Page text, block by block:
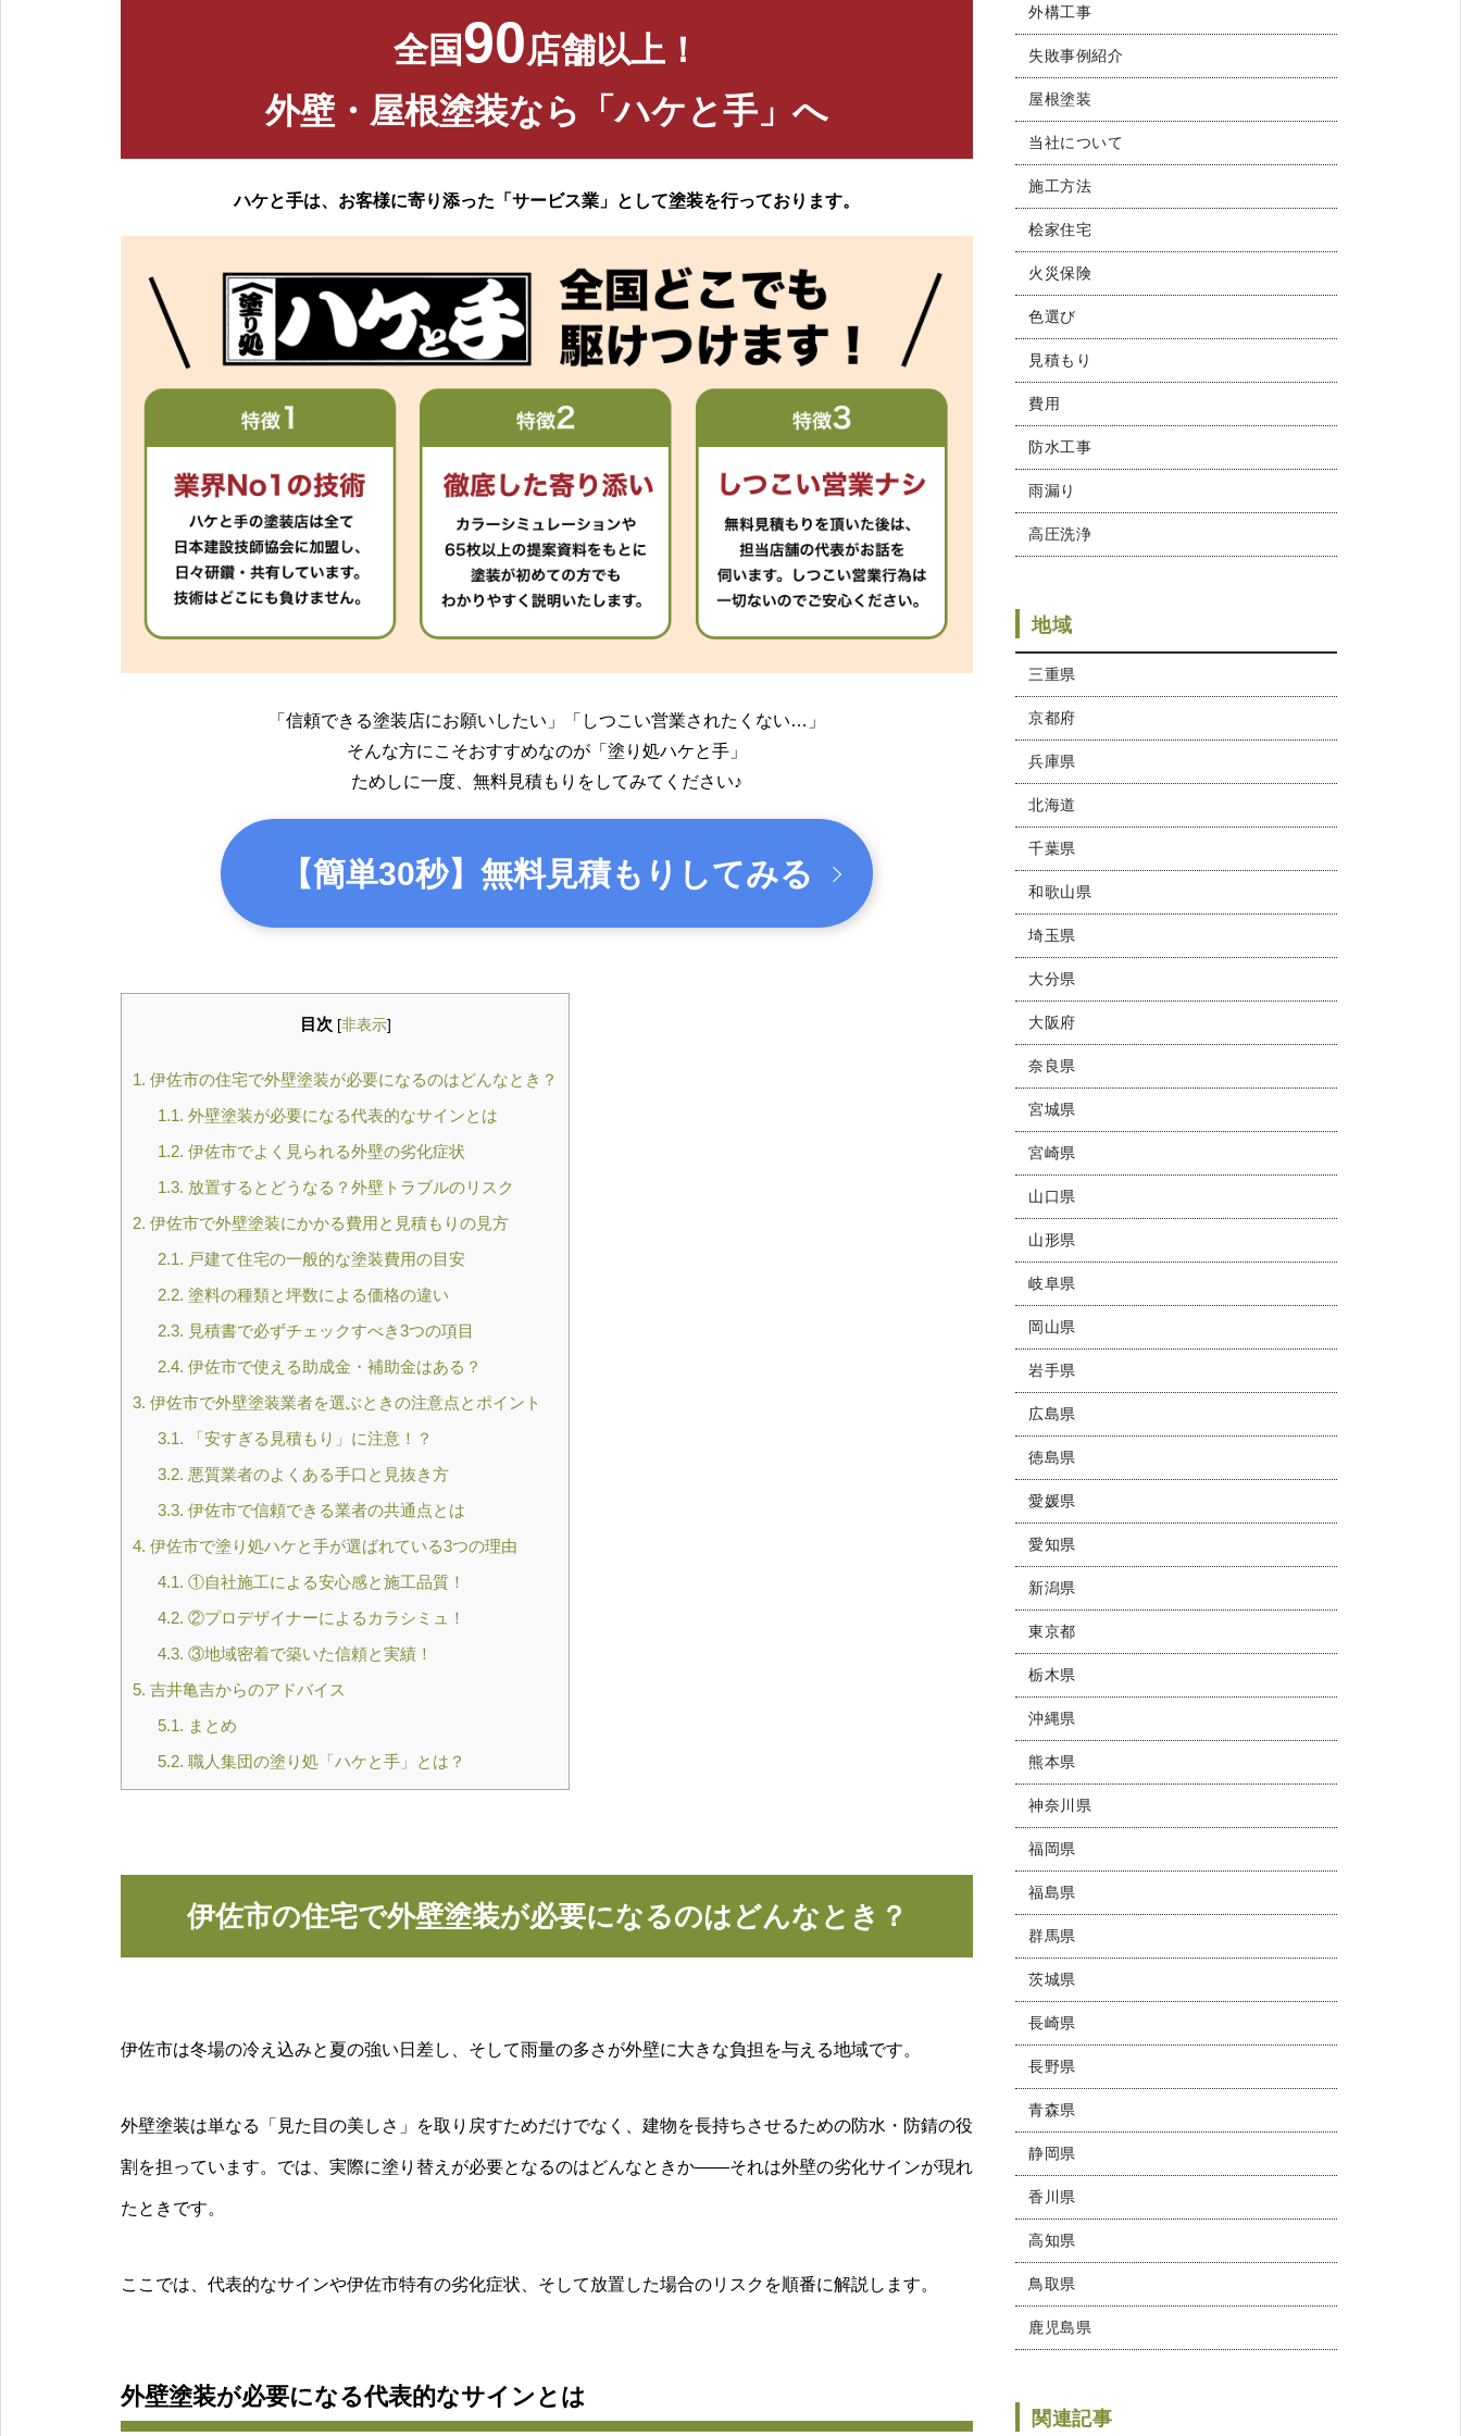
全国90店舗以上！
外壁・屋根塗装なら「ハケと手」へ
ハケと手は、お客様に寄り添った「サービス業」として塗装を行っております。
「信頼できる塗装店にお願いしたい」
「しつこい営業されたくない…」
そんな方にこそおすすめなのが「塗り処ハケと手」
ためしに一度、無料見積もりをしてみてください♪
【簡単30秒】 無料見積もりしてみる
目次 [非表示]
1. 伊佐市の住宅で外壁塗装が必要になるのはどんなとき？
1.1. 外壁塗装が必要になる代表的なサインとは
1.2. 伊佐市でよく見られる外壁の劣化症状
1.3. 放置するとどうなる？外壁トラブルのリスク
2. 伊佐市で外壁塗装にかかる費用と見積もりの見方
2.1. 戸建て住宅の一般的な塗装費用の目安
2.2. 塗料の種類と坪数による価格の違い
2.3. 見積書で必ずチェックすべき3つの項目
2.4. 伊佐市で使える助成金・補助金はある？
3. 伊佐市で外壁塗装業者を選ぶときの注意点とポイント
3.1. 「安すぎる見積もり」に注意！？
3.2. 悪質業者のよくある手口と見抜き方
3.3. 伊佐市で信頼できる業者の共通点とは
4. 伊佐市で塗り処ハケと手が選ばれている3つの理由
4.1. ①自社施工による安心感と施工品質！
4.2. ②プロデザイナーによるカラシミュ！
4.3. ③地域密着で築いた信頼と実績！
5. 吉井亀吉からのアドバイス
5.1. まとめ
5.2. 職人集団の塗り処「ハケと手」とは？
伊佐市の住宅で外壁塗装が必要になるのはどんなとき？
伊佐市は冬場の冷え込みと夏の強い日差し、そして雨量の多さが外壁に大きな負担を与える地域です。
外壁塗装は単なる「見た目の美しさ」を取り戻すためだけでなく、建物を長持ちさせるための防水・防錆の役
割を担っています。では、実際に塗り替えが必要となるのはどんなときか――それは外壁の劣化サインが現れ
たときです。
ここでは、代表的なサインや伊佐市特有の劣化症状、そして放置した場合のリスクを順番に解説します。
外壁塗装が必要になる代表的なサインとは
外構工事
失敗事例紹介
屋根塗装
当社について
施工方法
桧家住宅
火災保険
色選び
見積もり
費用
防水工事
雨漏り
高圧洗浄
地域
三重県
京都府
兵庫県
北海道
千葉県
和歌山県
埼玉県
大分県
大阪府
奈良県
宮城県
宮崎県
山口県
山形県
岐阜県
岡山県
岩手県
広島県
徳島県
愛媛県
愛知県
新潟県
東京都
栃木県
沖縄県
熊本県
神奈川県
福岡県
福島県
群馬県
茨城県
長崎県
長野県
青森県
静岡県
香川県
高知県
鳥取県
鹿児島県
関連記事